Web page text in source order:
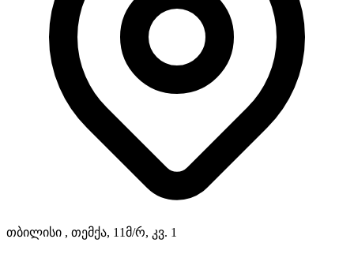
თბილისი , თემქა, 11მ/რ, კვ. 1